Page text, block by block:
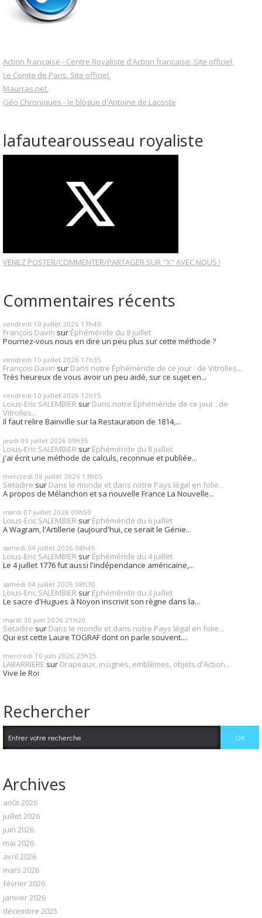
Action française - Centre Royaliste d'Action française. Site officiel.
Le Comte de Paris. Site officiel.
Maurras.net.
Géo Chroniques - le blogue d'Antoine de Lacoste
lafautearousseau royaliste
VENEZ POSTER/COMMENTER/PARTAGER SUR "X" AVEC NOUS !
Commentaires récents
vendredi 10 juillet 2026 17h40
François Davin sur Éphéméride du 8 juillet
Pourriez-vous nous en dire un peu plus sur cette méthode ?
vendredi 10 juillet 2026 17h35
François Davin sur Dans notre Éphéméride de ce jour : de Vitrolles...
Très heureux de vous avoir un peu aidé, sur ce sujet en...
vendredi 10 juillet 2026 12h15
Loius-Eric SALEMBIER sur Dans notre Éphéméride de ce jour : de
Vitrolles...
Il faut relire Bainville sur la Restauration de 1814,...
jeudi 09 juillet 2026 09h35
Loius-Eric SALEMBIER sur Éphéméride du 8 juillet
j'ai écrit une méthode de calculs, reconnue et publiée...
mercredi 08 juillet 2026 13h05
Setadire sur Dans le monde et dans notre Pays légal en folie...
A propos de Mélanchon et sa nouvelle France La Nouvelle...
mardi 07 juillet 2026 09h50
Loius-Eric SALEMBIER sur Éphéméride du 6 juillet
A Wagram, l'Artillerie (aujourd'hui, ce serait le Génie...
samedi 04 juillet 2026 08h45
Loius-Eric SALEMBIER sur Éphéméride du 4 juillet
Le 4 juillet 1776 fut aussi l'indépendance américaine,...
samedi 04 juillet 2026 08h30
Loius-Eric SALEMBIER sur Éphéméride du 3 juillet
Le sacre d'Hugues à Noyon inscrivit son règne dans la...
mardi 30 juin 2026 21h20
Setadire sur Dans le monde et dans notre Pays légal en folie...
Qui est cette Laure TOGRAF dont on parle souvent....
mercredi 10 juin 2026 23h25
LABARRIERE sur Drapeaux, insignes, emblèmes, objets d'Action...
Vive le Roi
Rechercher
Archives
août 2026
juillet 2026
juin 2026
mai 2026
avril 2026
mars 2026
février 2026
janvier 2026
décembre 2025